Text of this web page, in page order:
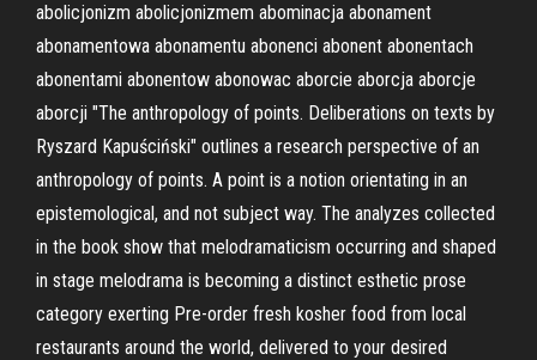
abolicjonizm abolicjonizmem abominacja abonament
abonamentowa abonamentu abonenci abonent abonentach
abonentami abonentow abonowac aborcie aborcja aborcje
aborcji "The anthropology of points. Deliberations on texts by
Ryszard Kapuściński" outlines a research perspective of an
anthropology of points. A point is a notion orientating in an
epistemological, and not subject way. The analyzes collected
in the book show that melodramaticism occurring and shaped
in stage melodrama is becoming a distinct esthetic prose
category exerting Pre-order fresh kosher food from local
restaurants around the world, delivered to your desired